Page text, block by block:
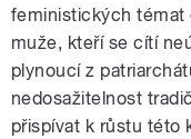
feministických témat
muže, kteří se cítí
plynoucí z
nedosažitelnost
přispívat k růstu této